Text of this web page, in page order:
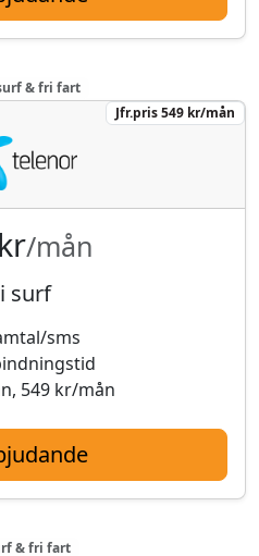
& fri fart
Jfr.pris 549 kr/mån
/mån
surf
sms
549 kr/mån
& fri fart